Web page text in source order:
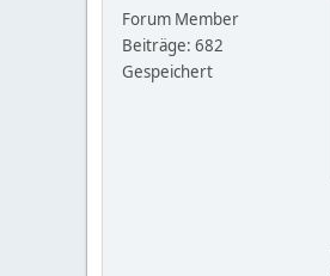
Forum Member
Beiträge: 682
Gespeichert